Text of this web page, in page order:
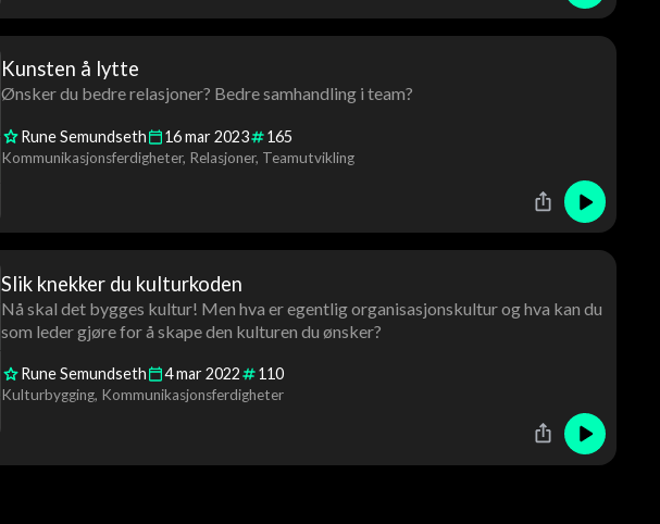
Kunsten å lytte
Ønsker du bedre relasjoner? Bedre samhandling i team?
Rune Semundseth 16mar2023 165
Kommunikasjonsferdigheter Relasjoner Teamutvikling
Slik knekker du kulturkoden
Nå skal det bygges kultur! Men hva er egentlig organisasjonskultur og hva kan du
som leder gjøre for å skape den kulturen du ønsker?
Rune Semundseth 4mar2022 110
Kulturbygging Kommunikasjonsferdigheter